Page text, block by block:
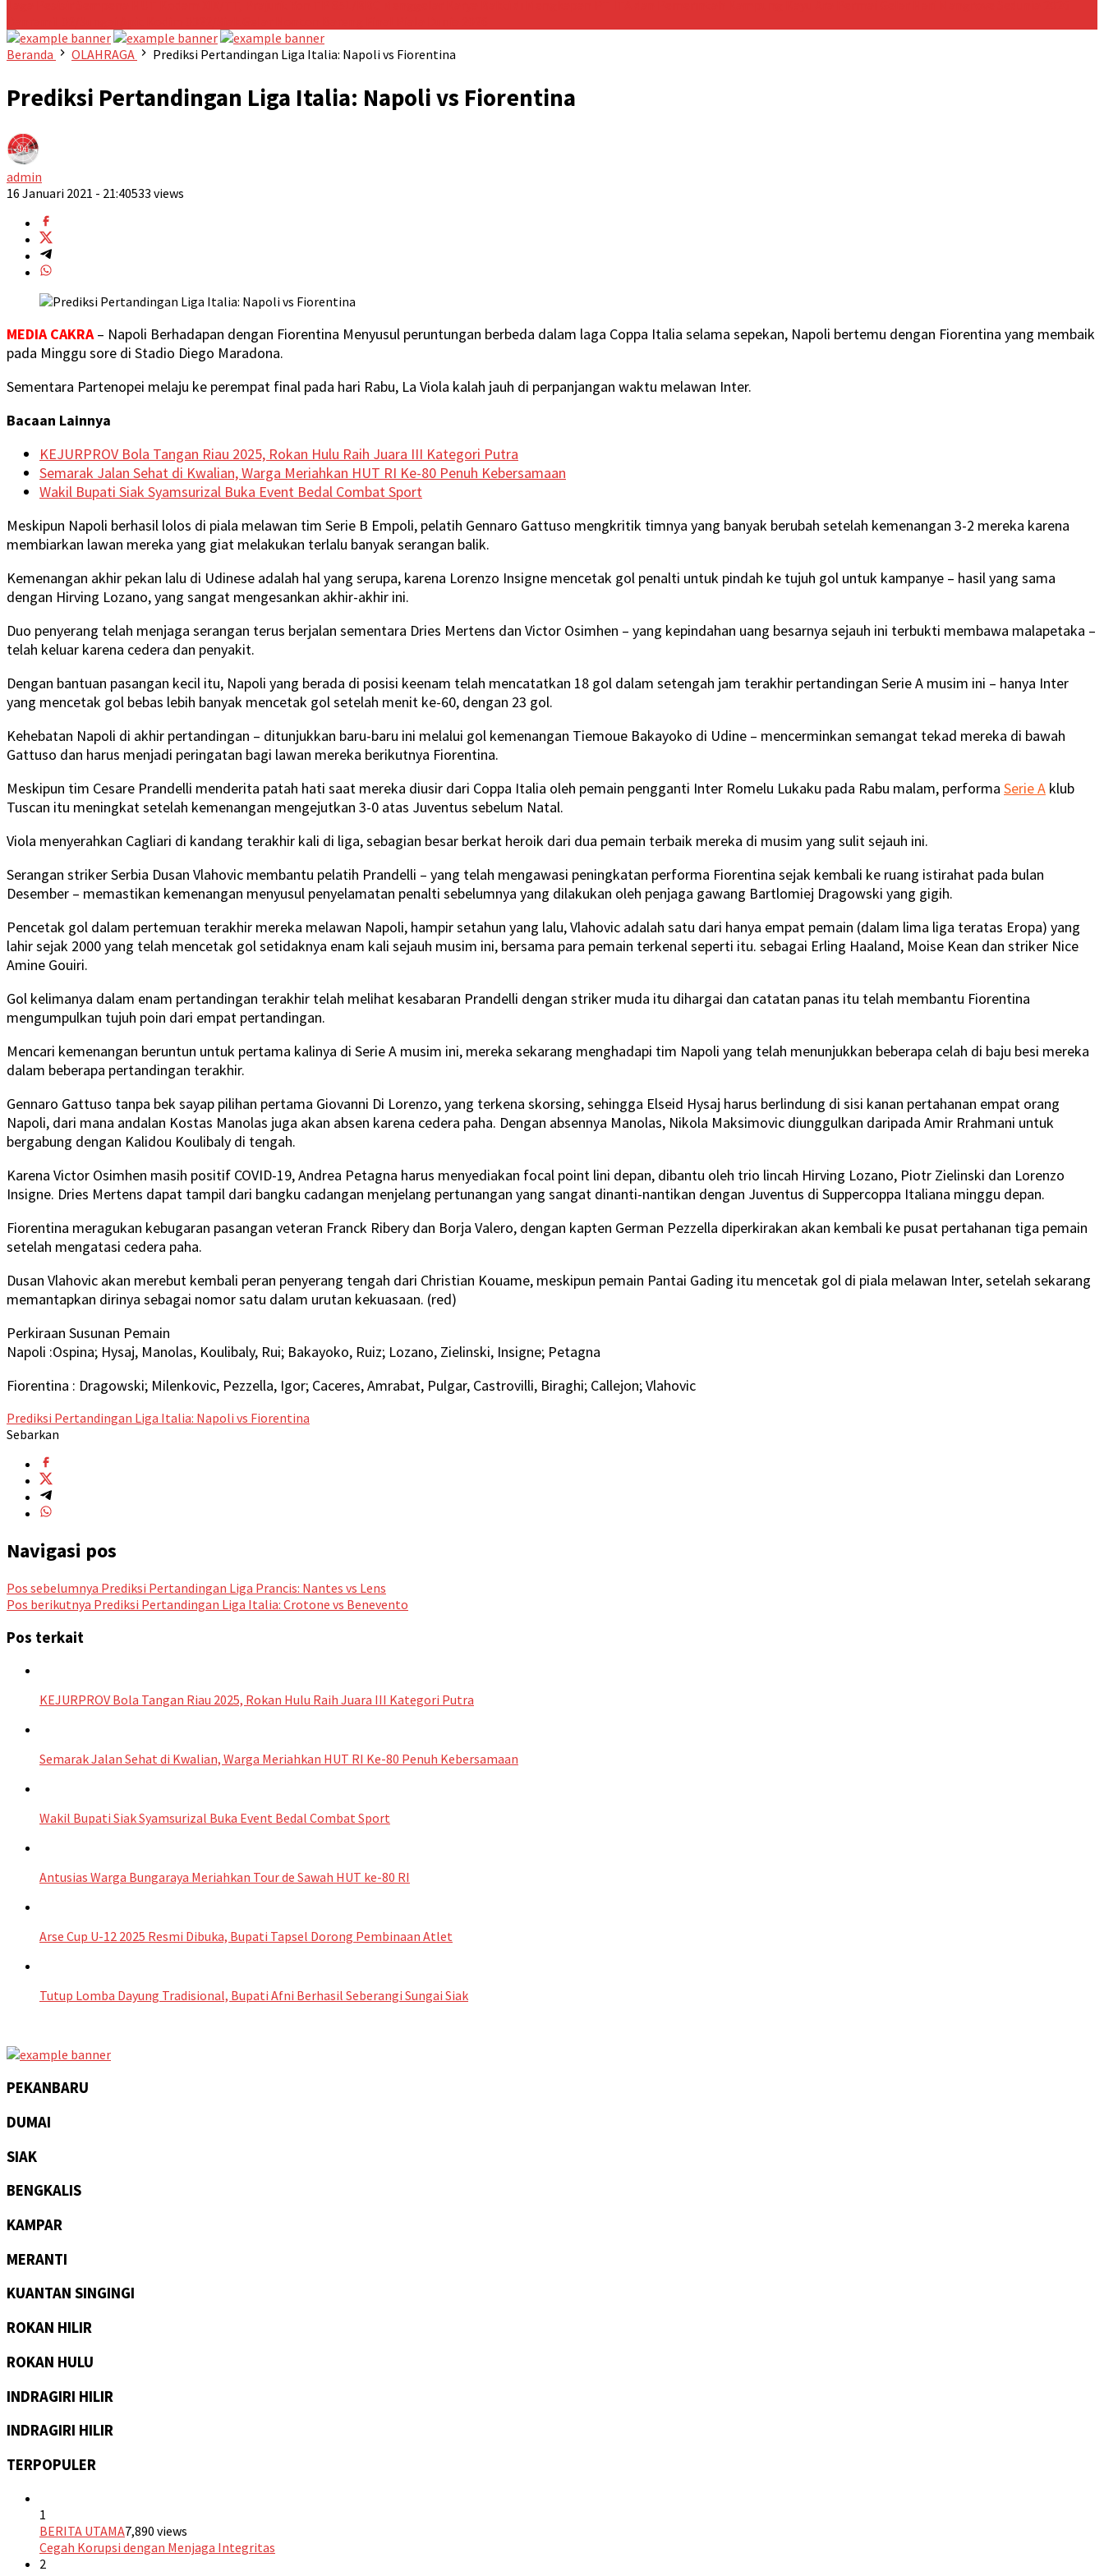
Beranda
OLAHRAGA Prediksi Pertandingan Liga Italia: Napoli vs Fiorentina
Prediksi Pertandingan Liga Italia: Napoli vs Fiorentina
admin
16 Januari 2021 - 21:40533 views
MEDIA CAKRA– Napoli Berhadapan dengan Fiorentina Menyusul peruntungan berbeda dalam laga Coppa Italia selama sepekan, Napoli bertemu dengan Fiorentina yang membaik
pada Minggu sore di Stadio Diego Maradona.
Sementara Partenopei melaju ke perempat final pada hari Rabu, La Viola kalah jauh di perpanjangan waktu melawan Inter.
Bacaan Lainnya
KEJURPROV Bola Tangan Riau 2025, Rokan Hulu Raih Juara III Kategori Putra
Semarak Jalan Sehat di Kwalian, Warga Meriahkan HUT RI Ke-80 Penuh Kebersamaan
Wakil Bupati Siak Syamsurizal Buka Event Bedal Combat Sport
Meskipun Napoli berhasil lolos di piala melawan tim Serie B Empoli, pelatih Gennaro Gattuso mengkritik timnya yang banyak berubah setelah kemenangan 3-2 mereka karena
membiarkan lawan mereka yang giat melakukan terlalu banyak serangan balik.
Kemenangan akhir pekan lalu di Udinese adalah hal yang serupa, karena Lorenzo Insigne mencetak gol penalti untuk pindah ke tujuh gol untuk kampanye – hasil yang sama
dengan Hirving Lozano, yang sangat mengesankan akhir-akhir ini.
Duo penyerang telah menjaga serangan terus berjalan sementara Dries Mertens dan Victor Osimhen – yang kepindahan uang besarnya sejauh ini terbukti membawa malapetaka –
telah keluar karena cedera dan penyakit.
Dengan bantuan pasangan kecil itu, Napoli yang berada di posisi keenam telah mencatatkan 18 gol dalam setengah jam terakhir pertandingan Serie A musim ini – hanya Inter
yang mencetak gol bebas lebih banyak mencetak gol setelah menit ke-60, dengan 23 gol.
Kehebatan Napoli di akhir pertandingan – ditunjukkan baru-baru ini melalui gol kemenangan Tiemoue Bakayoko di Udine – mencerminkan semangat tekad mereka di bawah
Gattuso dan harus menjadi peringatan bagi lawan mereka berikutnya Fiorentina.
Meskipun tim Cesare Prandelli menderita patah hati saat mereka diusir dari Coppa Italia oleh pemain pengganti Inter Romelu Lukaku pada Rabu malam, performa Serie A klub
Tuscan itu meningkat setelah kemenangan mengejutkan 3-0 atas Juventus sebelum Natal.
Viola menyerahkan Cagliari di kandang terakhir kali di liga, sebagian besar berkat heroik dari dua pemain terbaik mereka di musim yang sulit sejauh ini.
Serangan striker Serbia Dusan Vlahovic membantu pelatih Prandelli – yang telah mengawasi peningkatan performa Fiorentina sejak kembali ke ruang istirahat pada bulan
Desember – memastikan kemenangan menyusul penyelamatan penalti sebelumnya yang dilakukan oleh penjaga gawang Bartlomiej Dragowski yang gigih.
Pencetak gol dalam pertemuan terakhir mereka melawan Napoli, hampir setahun yang lalu, Vlahovic adalah satu dari hanya empat pemain (dalam lima liga teratas Eropa) yang
lahir sejak 2000 yang telah mencetak gol setidaknya enam kali sejauh musim ini, bersama para pemain terkenal seperti itu. sebagai Erling Haaland, Moise Kean dan striker Nice
Amine Gouiri.
Gol kelimanya dalam enam pertandingan terakhir telah melihat kesabaran Prandelli dengan striker muda itu dihargai dan catatan panas itu telah membantu Fiorentina
mengumpulkan tujuh poin dari empat pertandingan.
Mencari kemenangan beruntun untuk pertama kalinya di Serie A musim ini, mereka sekarang menghadapi tim Napoli yang telah menunjukkan beberapa celah di baju besi mereka
dalam beberapa pertandingan terakhir.
Gennaro Gattuso tanpa bek sayap pilihan pertama Giovanni Di Lorenzo, yang terkena skorsing, sehingga Elseid Hysaj harus berlindung di sisi kanan pertahanan empat orang
Napoli, dari mana andalan Kostas Manolas juga akan absen karena cedera paha. Dengan absennya Manolas, Nikola Maksimovic diunggulkan daripada Amir Rrahmani untuk
bergabung dengan Kalidou Koulibaly di tengah.
Karena Victor Osimhen masih positif COVID-19, Andrea Petagna harus menyediakan focal point lini depan, dibantu oleh trio lincah Hirving Lozano, Piotr Zielinski dan Lorenzo
Insigne. Dries Mertens dapat tampil dari bangku cadangan menjelang pertunangan yang sangat dinanti-nantikan dengan Juventus di Suppercoppa Italiana minggu depan.
Fiorentina meragukan kebugaran pasangan veteran Franck Ribery dan Borja Valero, dengan kapten German Pezzella diperkirakan akan kembali ke pusat pertahanan tiga pemain
setelah mengatasi cedera paha.
Dusan Vlahovic akan merebut kembali peran penyerang tengah dari Christian Kouame, meskipun pemain Pantai Gading itu mencetak gol di piala melawan Inter, setelah sekarang
memantapkan dirinya sebagai nomor satu dalam urutan kekuasaan. (red)
Perkiraan Susunan Pemain
Napoli :Ospina; Hysaj, Manolas, Koulibaly, Rui; Bakayoko, Ruiz; Lozano, Zielinski, Insigne; Petagna
Fiorentina : Dragowski; Milenkovic, Pezzella, Igor; Caceres, Amrabat, Pulgar, Castrovilli, Biraghi; Callejon; Vlahovic
Prediksi Pertandingan Liga Italia: Napoli vs Fiorentina
Sebarkan
Navigasi pos
Pos sebelumnya Prediksi Pertandingan Liga Prancis: Nantes vs Lens
Pos berikutnya Prediksi Pertandingan Liga Italia: Crotone vs Benevento
Pos terkait
KEJURPROV Bola Tangan Riau 2025, Rokan Hulu Raih Juara III Kategori Putra
Semarak Jalan Sehat di Kwalian, Warga Meriahkan HUT RI Ke-80 Penuh Kebersamaan
Wakil Bupati Siak Syamsurizal Buka Event Bedal Combat Sport
Antusias Warga Bungaraya Meriahkan Tour de Sawah HUT ke-80 RI
Arse Cup U-12 2025 Resmi Dibuka, Bupati Tapsel Dorong Pembinaan Atlet
Tutup Lomba Dayung Tradisional, Bupati Afni Berhasil Seberangi Sungai Siak
PEKANBARU
DUMAI
SIAK
BENGKALIS
KAMPAR
MERANTI
KUANTAN SINGINGI
ROKAN HILIR
ROKAN HULU
INDRAGIRI HILIR
INDRAGIRI HILIR
TERPOPULER
1
BERITA UTAMA7,890 views
Cegah Korupsi dengan Menjaga Integritas
2